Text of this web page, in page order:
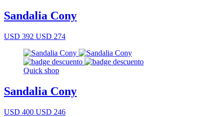
Sandalia Cony
USD 392 USD 274
Quick shop
Sandalia Cony
USD 400 USD 246